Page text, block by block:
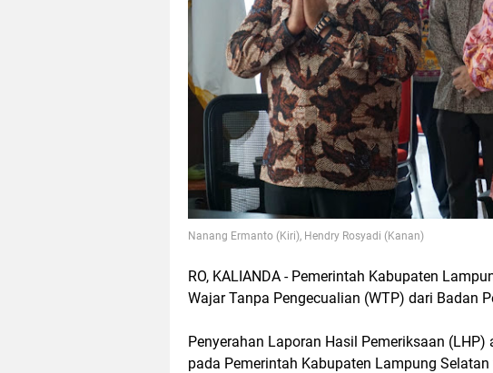
Nanang Ermanto (Kiri), Hendry Rosyadi (Kanan)
RO, KALIANDA - Pemerintah Kabupaten
Wajar Tanpa Pengecualian (WTP) dari Badan
Penyerahan Laporan Hasil Pemeriksaan
pada Pemerintah Kabupaten Lampung